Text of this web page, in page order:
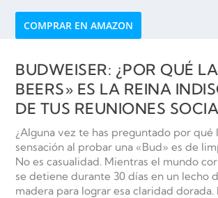
COMPRAR EN AMAZON
BUDWEISER: ¿POR QUÉ
BEERS» ES LA REINA
DE TUS REUNIONES
¿Alguna vez te has preguntado por qué
sensación al probar una «Bud» es de
No es casualidad. Mientras el mundo
se detiene durante 30 días en un lecho
madera para lograr esa claridad dorada.